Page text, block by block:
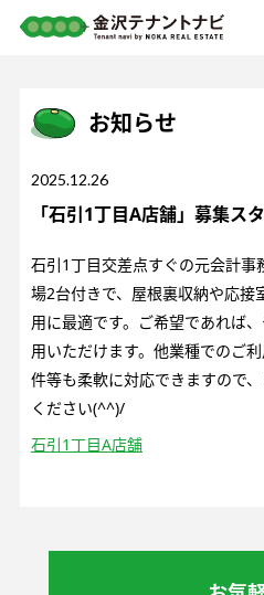
お知らせ
2025.12.26
「石引1丁目A店舗」募集ス
石引1丁目交差点すぐの元会計事
場2台付きで、屋根裏収納や応接
用に最適です。ご希望であれば
用いただけます。他業種でのご
件等も柔軟に対応できますので
ください(^^)/
石引1丁目A店舗